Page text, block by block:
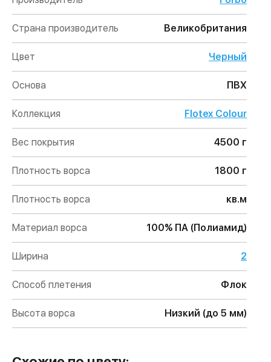
Страна производитель Великобритания
Цвет Черный
Основа ПВХ
Коллекция Flotex Colour
Вес покрытия 4500 г
Плотность ворса 1800 г
Плотность ворса кв.м
Материал ворса 100% ПА (Полиамид)
Ширина 2
Способ плетения Флок
Высота ворса Низкий (до 5 мм)